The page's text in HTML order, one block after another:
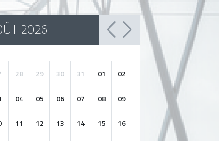
2026
28 29 30 31 01 02
04 05 06 07 08 09
11 12 13 14 15 16